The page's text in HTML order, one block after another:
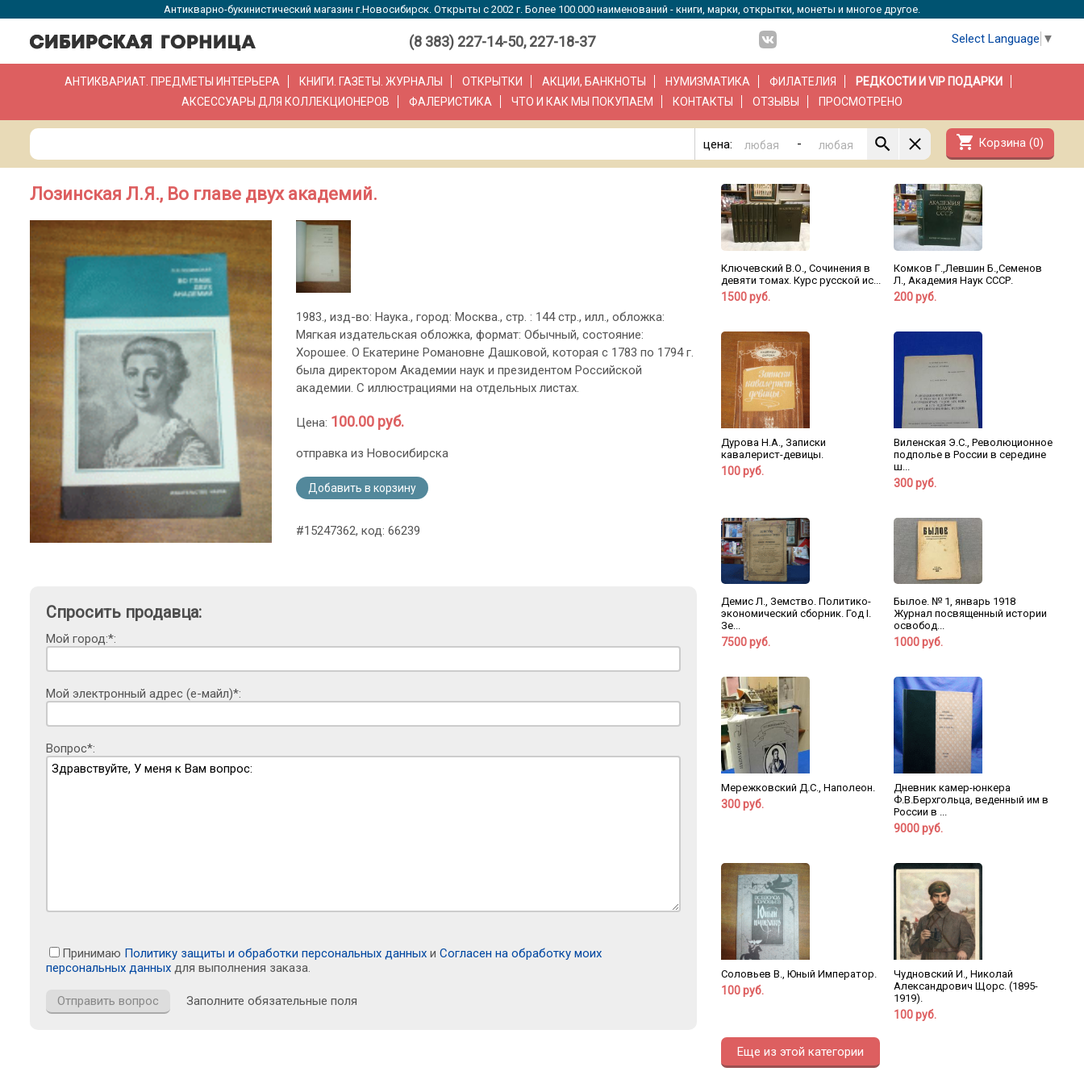
Антикварно-букинистический магазин г.Новосибирск. Открыты с 2002 г. Более 100.000 наименований - книги, марки, открытки, монеты и многое другое.
(8 383) 227-14-50, 227-18-37 Select Language ▼
АНТИКВАРИАТ. ПРЕДМЕТЫ ИНТЕРЬЕРА КНИГИ. ГАЗЕТЫ. ЖУРНАЛЫ ОТКРЫТКИ АКЦИИ, БАНКНОТЫ НУМИЗМАТИКА ФИЛАТЕЛИЯ
РЕДКОСТИ И VIP ПОДАРКИ
АКСЕССУАРЫ ДЛЯ КОЛЛЕКЦИОНЕРОВ
ФАЛЕРИСТИКА ЧТО И КАК МЫ ПОКУПАЕМ КОНТАКТЫ ОТЗЫВЫ ПРОСМОТРЕНО
цена: - shopping_cart Корзина (0)
Лозинская Л.Я., Во главе двух академий.
1983., изд-во: Наука., город: Москва., стр. : 144 стр., илл., обложка:
Мягкая издательская обложка, формат: Обычный, состояние:
Хорошее. О Екатерине Романовне Дашковой, которая с 1783 по 1794 г.
была директором Академии наук и президентом Российской
академии. С иллюстрациями на отдельных листах.
Цена: 100.00 руб.
отправка из Новосибирска
Добавить в корзину
#15247362, код: 66239
Спросить продавца:
Мой город:*:
Мой электронный адрес (е-майл)*:
Вопрос*:
Принимаю Политику защиты и обработки персональных данных и Согласен на обработку моих
персональных данных для выполнения заказа.
Заполните обязательные поля
Ключевский В.О., Сочинения в
девяти томах. Курс русской ис...
1500 руб.
Комков Г.,Левшин Б.,Семенов
Л., Академия Наук СССР.
200 руб.
Дурова Н.А., Записки
кавалерист-девицы.
100 руб.
Виленская Э.С., Революционное
подполье в России в середине
ш...
300 руб.
Демис Л., Земство. Политико-
экономический сборник. Год I.
Зе...
7500 руб.
Былое. № 1, январь 1918
Журнал посвященный истории
освобод...
1000 руб.
Мережковский Д.С., Наполеон.
300 руб.
Дневник камер-юнкера
Ф.В.Берхгольца, веденный им в
России в ...
9000 руб.
Соловьев В., Юный Император.
100 руб.
Чудновский И., Николай
Александрович Щорс. (1895-
1919).
100 руб.
Еще из этой категории